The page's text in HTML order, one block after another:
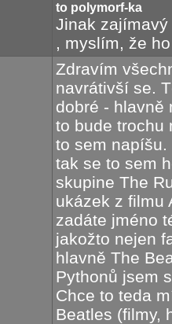
to polymorf-ka
Jinak
, myslím, že
Zdravím
navrátivší se.
dobré - hlavně
to bude trochu
to sem
tak se to sem
skupine The
ukázek z filmu
zadáte jméno
jakožto nejen
hlavně The
Pythonů jsem
Chce to teda
Beatles (filmy,